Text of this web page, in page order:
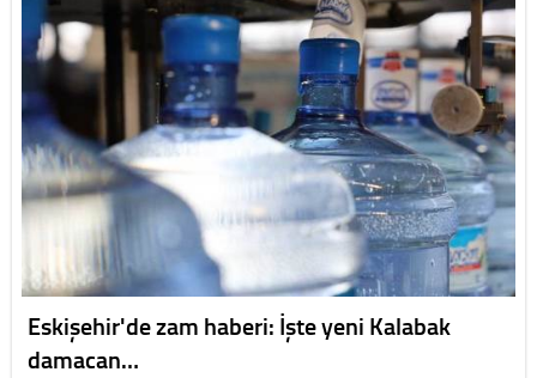
Eskişehir'de zam haberi: İşte yeni Kalabak
damacan…